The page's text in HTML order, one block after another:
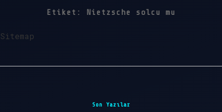
Etiket: Nietzsche solcu mu
Sitemap
Son Yazılar